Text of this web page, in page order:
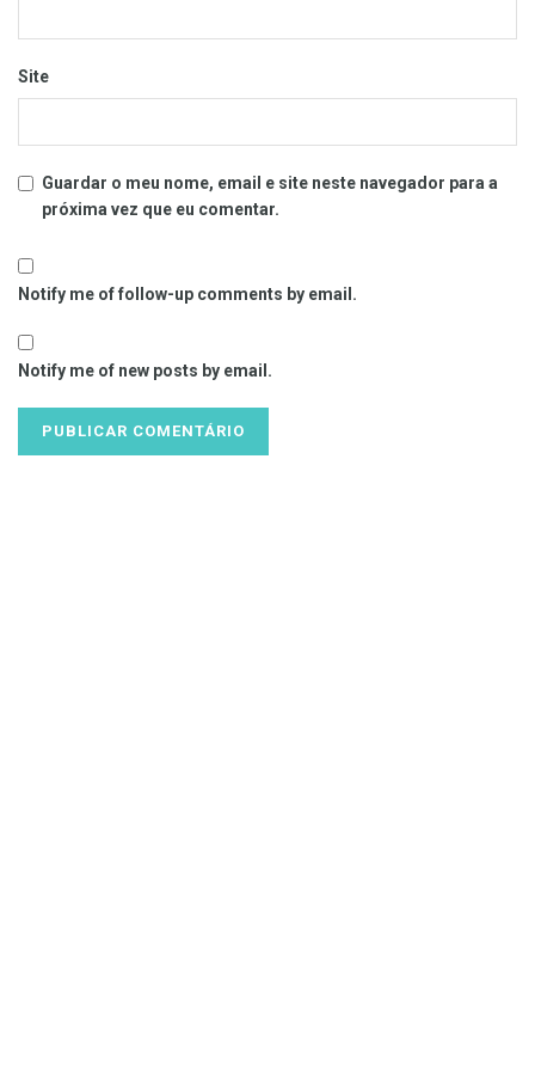
Site
Guardar o meu nome, email e site neste navegador para a
próxima vez que eu comentar.
Notify me of follow-up comments by email.
Notify me of new posts by email.